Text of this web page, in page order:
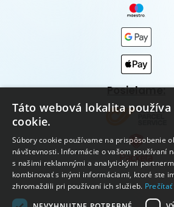
Posielame:
Táto webová lokalita
cookie.
Súbory cookie používame na prispôsobenie
návštevnosti. Informácie o vašom používaní
s našimi reklamnými a analytickými
kombinovať s inými informáciami, ktoré ste
zhromaždili pri používaní ich služieb. Prečítať